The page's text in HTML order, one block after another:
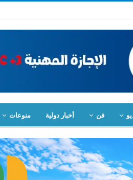
فن أخبار دولية منوعات